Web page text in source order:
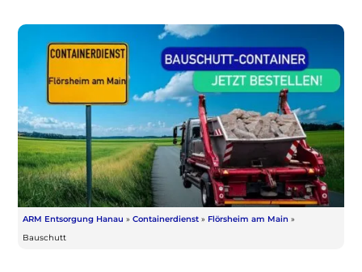
ARM Entsorgung Hanau » Containerdienst » Flörsheim am Main »
Bauschutt